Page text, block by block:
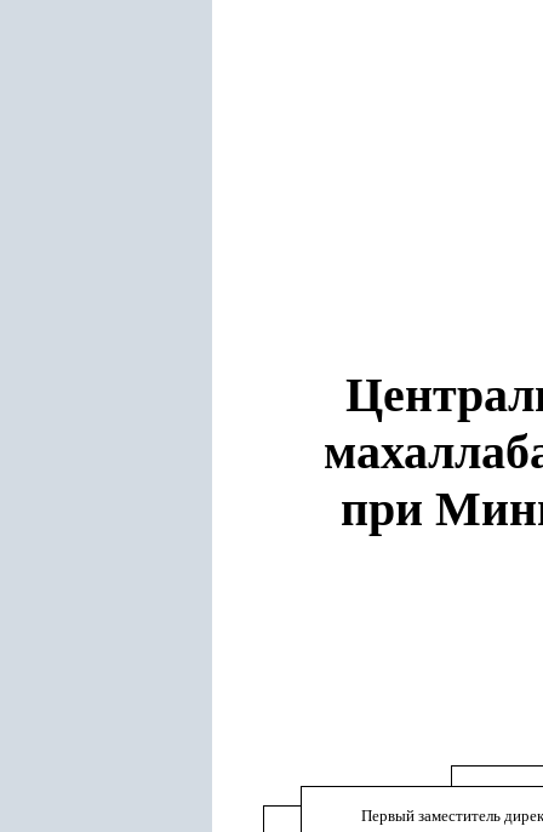
при
Первый заместитель